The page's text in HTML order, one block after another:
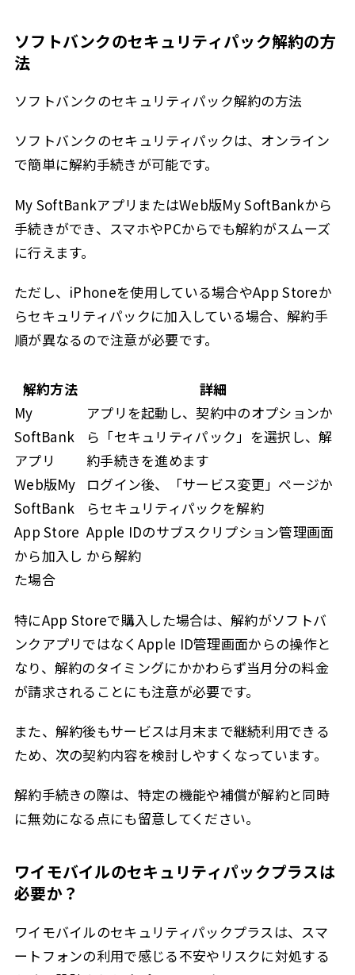
ソフトバンクのセキュリティパック解約の方
法
ソフトバンクのセキュリティパック解約の方法
ソフトバンクのセキュリティパックは、オンライン
で簡単に解約手続きが可能です。
My SoftBankアプリまたはWeb版My SoftBankから
手続きができ、スマホやPCからでも解約がスムーズ
に行えます。
ただし、iPhoneを使用している場合やApp Storeか
らセキュリティパックに加入している場合、解約手
順が異なるので注意が必要です。
解約方法
詳細
My
SoftBank
アプリ
アプリを起動し、契約中のオプションか
ら「セキュリティパック」を選択し、解
約手続きを進めます
Web版My
SoftBank
ログイン後、「サービス変更」ページか
らセキュリティパックを解約
App Store
から加入し
た場合
Apple IDのサブスクリプション管理画面
から解約
特にApp Storeで購入した場合は、解約がソフトバ
ンクアプリではなくApple ID管理画面からの操作と
なり、解約のタイミングにかかわらず当月分の料金
が請求されることにも注意が必要です。
また、解約後もサービスは月末まで継続利用できる
ため、次の契約内容を検討しやすくなっています。
解約手続きの際は、特定の機能や補償が解約と同時
に無効になる点にも留意してください。
ワイモバイルのセキュリティパックプラスは
必要か？
ワイモバイルのセキュリティパックプラスは、スマ
ートフォンの利用で感じる不安やリスクに対処する